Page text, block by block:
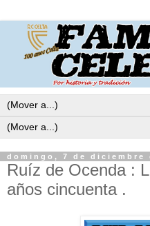
domingo, 7 de diciembre
Ruíz de Ocenda :
años cincuenta .